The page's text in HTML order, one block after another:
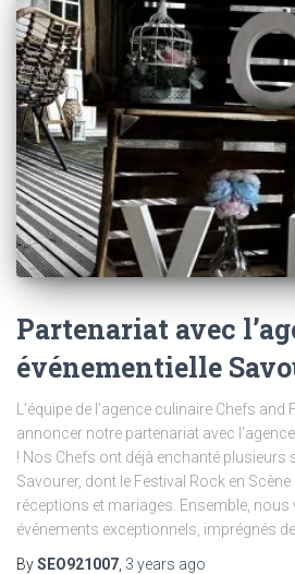
Partenariat avec
événementielle
L’équipe de l’agence culinaire Chefs
annoncer notre partenariat avec
! Nos Chefs ont déjà enchanté plusieurs
Savourer, dont le Festival Rock en
réceptions et mariages. Ensemble,
événements exceptionnels, imprégnés de
BySEO921007 3 years ago